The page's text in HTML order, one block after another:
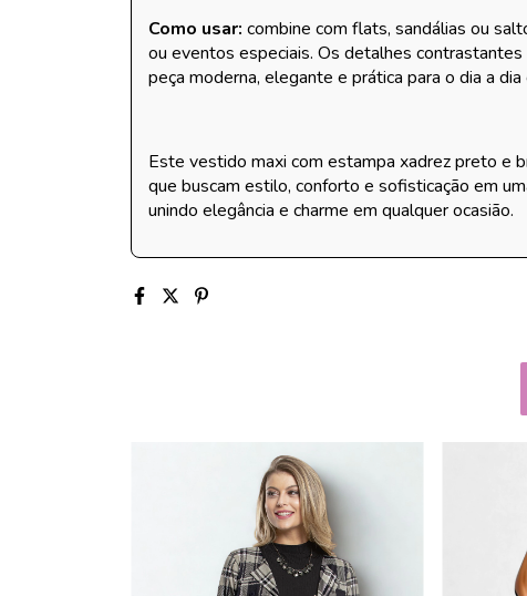
Como usar: combine com flats, sandálias ou
ou eventos especiais. Os detalhes
peça moderna, elegante e prática para o dia a
Este vestido maxi com estampa xadrez preto e
que buscam estilo, conforto e sofisticação em
unindo elegância e charme em qualquer ocasião.